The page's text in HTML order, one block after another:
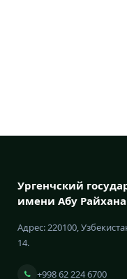
Ургенчский
имени Абу
Адрес: 220100,
14.
+998 62 224 6700